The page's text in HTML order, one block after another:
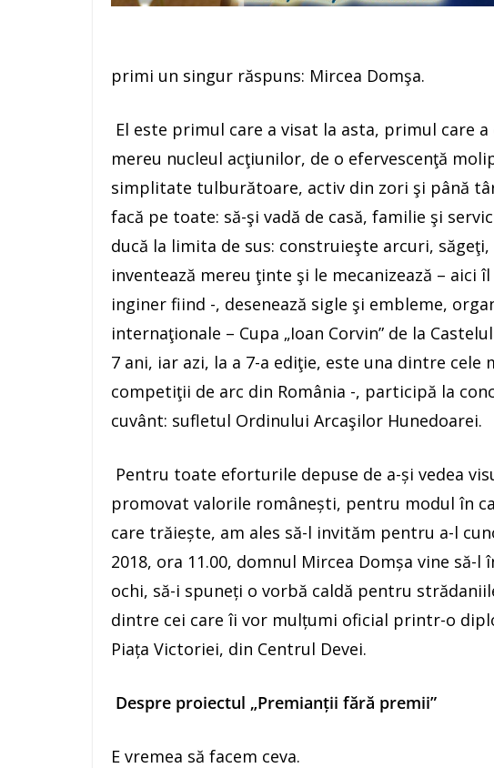
primi un singur răspuns: Mircea Domşa.
El este primul care a visat la asta, primul care
mereu nucleul acţiunilor, de o efervescenţă
simplitate tulburătoare, activ din zori şi până
facă pe toate: să-şi vadă de casă, familie şi
ducă la limita de sus: construieşte arcuri,
inventează mereu ţinte şi le mecanizează – aici
inginer fiind -, desenează sigle şi embleme,
internaţionale – Cupa „Ioan Corvin” de la
7 ani, iar azi, la a 7-a ediţie, este una dintre
competiţii de arc din România -, participă la
cuvânt: sufletul Ordinului Arcaşilor Hunedoarei.
Pentru toate eforturile depuse de a-și vedea
promovat valorile românești, pentru modul în
care trăiește, am ales să-l invităm pentru a-l
2018, ora 11.00, domnul Mircea Domșa vine să-
ochi, să-i spuneți o vorbă caldă pentru
dintre cei care îi vor mulțumi oficial printr-o
Piața Victoriei, din Centrul Devei.
Despre proiectul „Premianții fără premii”
E vremea să facem ceva.